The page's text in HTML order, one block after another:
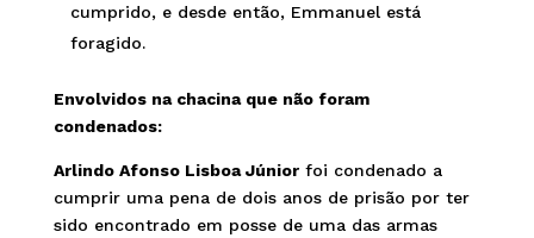
cumprido, e desde então, Emmanuel está
foragido.
Envolvidos na chacina que não foram
condenados:
Arlindo Afonso Lisboa Júniorfoi condenado a
cumprir uma pena de dois anos de prisão por ter
sido encontrado em posse de uma das armas